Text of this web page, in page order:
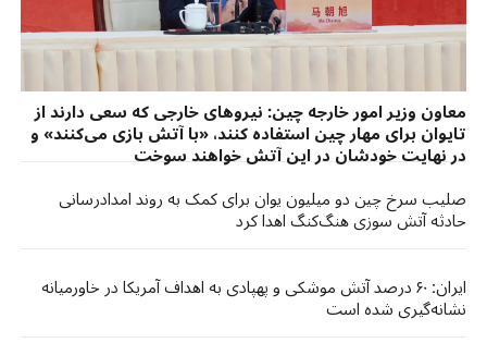
معاون وزیر امور خارجه چین: نیروهای خارجی که سعی دارند از
تایوان برای مهار چین استفاده کنند، «با آتش بازی می‌کنند» و
در نهایت خودشان در این آتش خواهند سوخت
صلیب سرخ چین دو میلیون یوان برای کمک به روند امدادرسانی
حادثه آتش سوزی هنگ‌کنگ اهدا کرد
ایران: ۶۰ درصد آتش موشکی و پهپادی به اهداف آمریکا در خاورمیانه
نشانه‌گیری شده است